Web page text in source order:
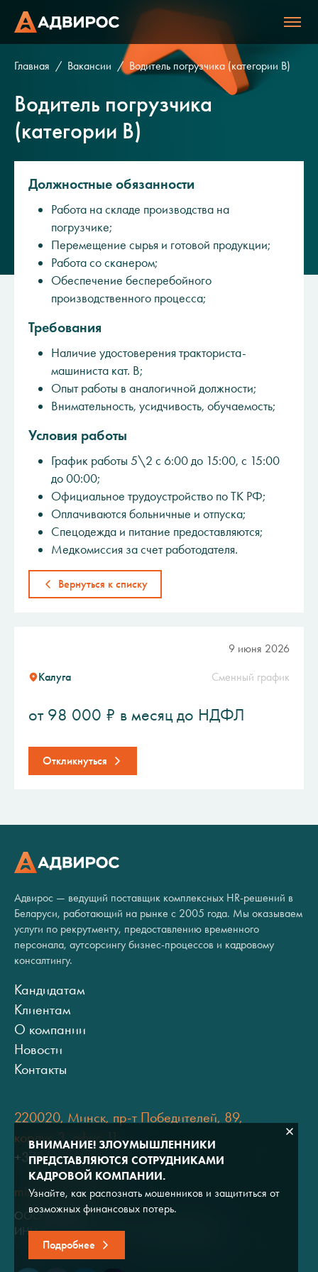
Главная Вакансии Водитель погрузчика (категории В)
Водитель погрузчика
(категории В)
Должностные обязанности
Работа на складе производства на
погрузчике;
Перемещение сырья и готовой продукции;
Работа со сканером;
Обеспечение бесперебойного
производственного процесса;
Требования
Наличие удостоверения тракториста-
машиниста кат. В;
Опыт работы в аналогичной должности;
Внимательность, усидчивость, обучаемость;
Условия работы
График работы 5\2 с 6:00 до 15:00, с 15:00
до 00:00;
Официальное трудоустройство по ТК РФ;
Оплачиваются больничные и отпуска;
Спецодежда и питание предоставляются;
Медкомиссия за счет работодателя.
Вернуться к списку
9 июня 2026
Калуга Сменный график
от 98 000 ₽ в месяц до НДФЛ
Откликнуться
Адвирос — ведущий поставщик комплексных HR-решений в
Беларуси, работающий на рынке с 2005 года. Мы оказываем
услуги по рекрутменту, предоставлению временного
персонала, аутсорсингу бизнес-процессов и кадровому
консалтингу.
Кандидатам
Клиентам
О компании
Новости
Контакты
220020, Минск, пр-т Победителей, 89,
корпус 3, офис 11
+375 (17) 334 80 07
minsk@adviros.by
ООО "Адвирос"
ИНН 7714572528 / ОГРН 1047796766380
ВНИМАНИЕ! ЗЛОУМЫШЛЕННИКИ
ПРЕДСТАВЛЯЮТСЯ СОТРУДНИКАМИ
КАДРОВОЙ КОМПАНИИ.
Узнайте, как распознать мошенников и защититься от
возможных финансовых потерь.
Подробнее